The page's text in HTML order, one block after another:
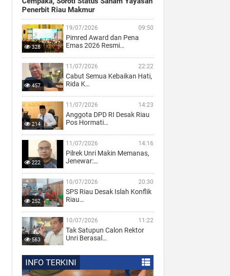
Penerbit Riau Makmur
328
19/07/2026 09:50
Pimred Award dan Pena
Emas 2026 Resmi…
457
11/07/2026 22:22
Cabut Semua Kebaikan Hati,
Rida K…
214
11/07/2026 14:23
Anggota DPD RI Desak Riau
Pos Hormati…
222
11/07/2026 14:16
Pilrek Unri Makin Memanas,
Jenewar:…
252
10/07/2026 20:30
SPS Riau Desak Islah Konflik
Riau…
563
10/07/2026 11:22
Tak Satupun Calon Rektor
Unri Berasal…
INFO TERKINI